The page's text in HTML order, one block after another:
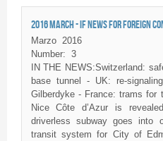
2016 MARCH - IF NEWS FOR FOREIGN
Marzo 2016
Number: 3
IN THE NEWS:Switzerland:
base tunnel - UK: re-
Gilberdyke- France: trams for
NiceCôte d’Azur is
driverless subway goes into
transit system for City of